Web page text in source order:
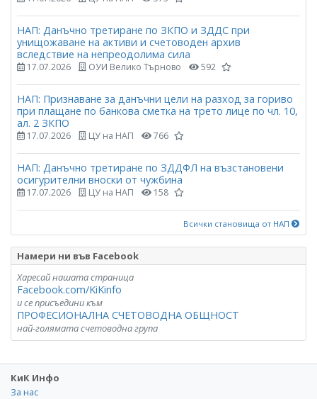
НАП: Данъчно третиране по ЗКПО и ЗДДС при
унищожаване на активи и счетоводен архив
вследствие на непреодолима сила
17.07.2026 ОУИ Велико Търново 592
НАП: Признаване за данъчни цели на разход за гориво
при плащане по банкова сметка на трето лице по чл. 10,
ал. 2 ЗКПО
17.07.2026 ЦУ на НАП 766
НАП: Данъчно третиране по ЗДДФЛ на възстановени
осигурителни вноски от чужбина
17.07.2026 ЦУ на НАП 158
Всички становища от НАП
Намери ни във Facebook
Харесай нашата страница
Facebook.com/KiKinfo
и се присъедини към
ПРОФЕСИОНАЛНА СЧЕТОВОДНА ОБЩНОСТ
най-голямата счетоводна група
КиК Инфо
За нас